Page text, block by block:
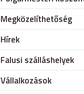
Megközelíthetőség
Hírek
Falusi szálláshelyek
Vállalkozások